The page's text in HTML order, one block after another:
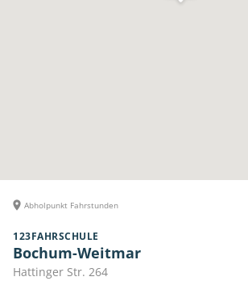
Abholpunkt Fahrstunden
123FAHRSCHULE
Bochum-Weitmar
Hattinger Str. 264